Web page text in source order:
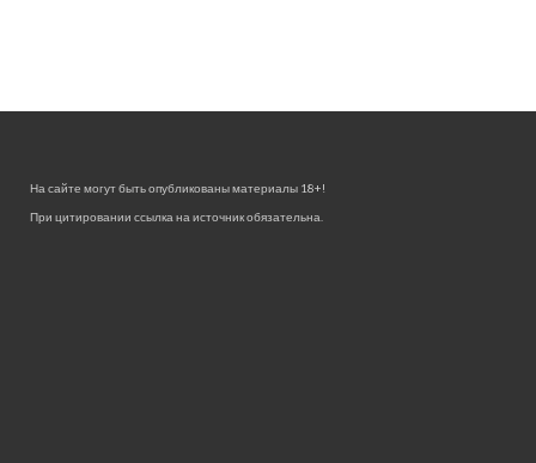
На сайте могут быть опубликованы материалы 18+!
При цитировании ссылка на источник обязательна.